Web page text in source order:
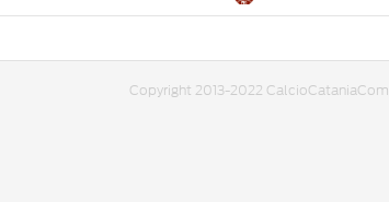
Copyright 2013-2022 CalcioCataniaCom